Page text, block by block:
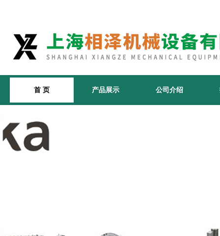
首 页 产品展示 公司介绍